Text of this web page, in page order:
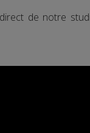
de notre